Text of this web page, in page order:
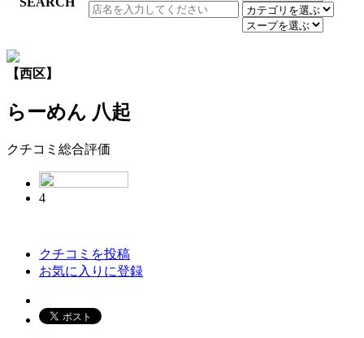
【西区】
らーめん 八起
クチコミ総合評価
4
クチコミを投稿
お気に入りに登録